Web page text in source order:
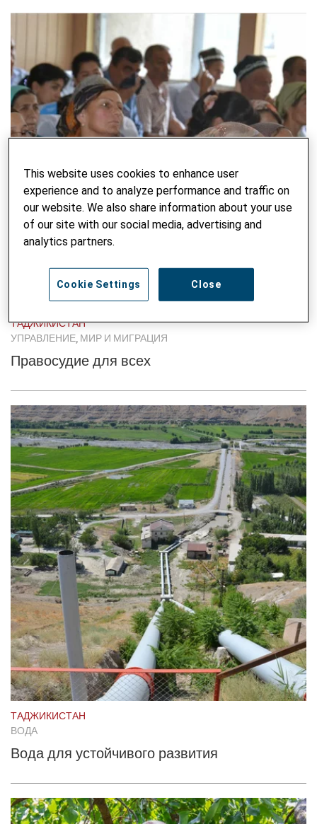
ТАДЖИКИСТАН
УПРАВЛЕНИЕ, МИР И МИГРАЦИЯ
Правосудие для всех
ТАДЖИКИСТАН
ВОДА
Вода для устойчивого развития
This website uses cookies to enhance user
experience and to analyze performance and traffic on
our website. We also share information about your use
of our site with our social media, advertising and
analytics partners.
Close
Cookie Settings